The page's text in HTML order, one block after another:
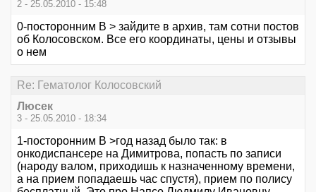
2 - 25.05.2010 - 15:48
0-посторонним В > зайдите в архив, там сотни постов
об Колосовском. Все его координаты, цены и отзывы
о нем
Re: Гематолог Колосовский
Люсек
3 - 25.05.2010 - 18:34
1-посторонним В >год назад было так: в
онкодиспансере на Димитрова, попасть по записи
(народу валом, приходишь к назначенному времени,
а на прием попадаешь час спустя), прием по полису